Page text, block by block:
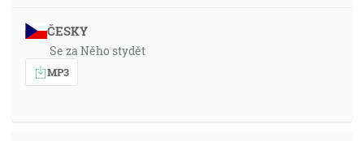
ČESKY
Se za Něho stydět
MP3